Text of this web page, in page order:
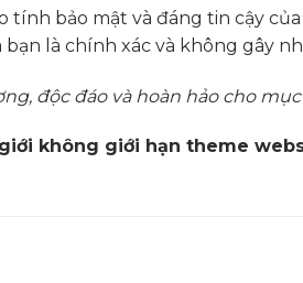
tính bảo mật và đáng tin cậy
là chính xác và không gây
độc đáo và hoàn hảo cho
không giới hạn theme